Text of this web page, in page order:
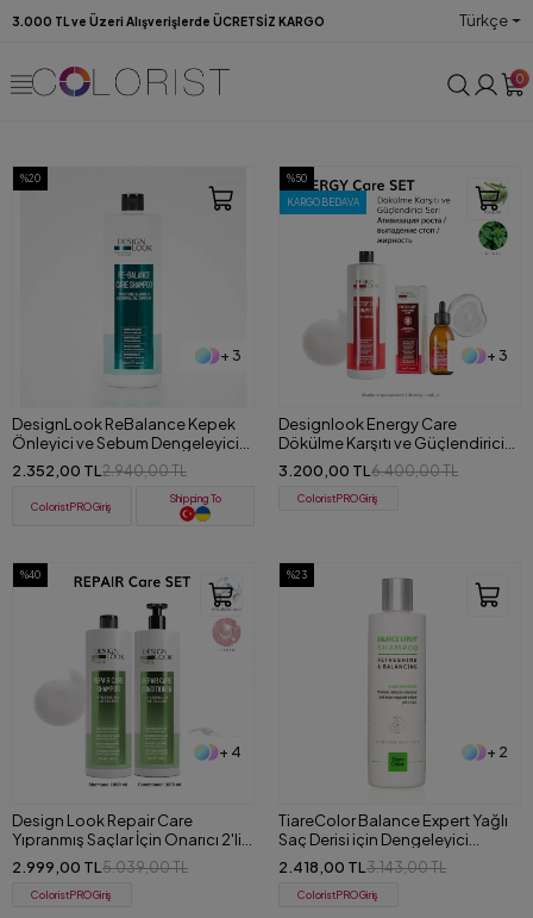
3.000 TL ve Üzeri Alışverişlerde ÜCRETSİZ KARGO Türkçe
0
%20
+ 3
DesignLook ReBalance Kepek
Önleyici ve Sebum Dengeleyici
Şampuan 1000 ML
2.352,00 TL 2.940,00 TL
ColoristPRO Giriş
Shipping To
%50
KARGO BEDAVA
+ 3
Designlook Energy Care
Dökülme Karşıtı ve Güçlendirici
(Şampuan+Serum) Set
3.200,00 TL 6.400,00 TL
ColoristPRO Giriş
%40
+ 4
Design Look Repair Care
Yıpranmış Saçlar İçin Onarıcı 2'li
Set (Şampuan+Saç Kremi) 1000
ml
2.999,00 TL 5.039,00 TL
ColoristPRO Giriş
%23
+ 2
TiareColor Balance Expert Yağlı
Saç Derisi için Dengeleyici
Şampuan 1000 ml
2.418,00 TL 3.143,00 TL
ColoristPRO Giriş